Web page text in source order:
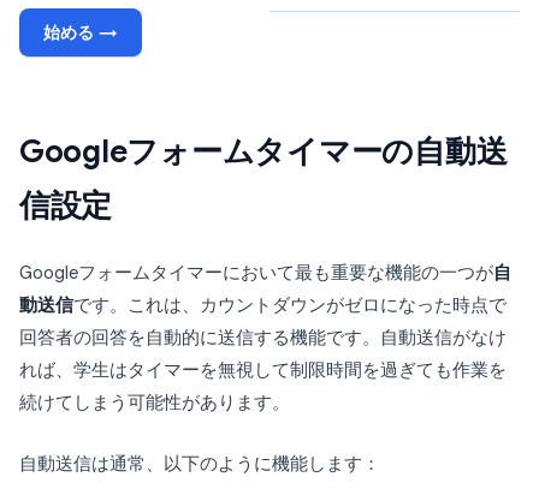
始める →
Googleフォームタイマーの自動送
信設定
Googleフォームタイマーにおいて最も重要な機能の一つが自
動送信です。これは、カウントダウンがゼロになった時点で
回答者の回答を自動的に送信する機能です。自動送信がなけ
れば、学生はタイマーを無視して制限時間を過ぎても作業を
続けてしまう可能性があります。
自動送信は通常、以下のように機能します：